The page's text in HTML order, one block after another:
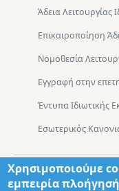
Άδεια Λειτουργίας
Επικαιροποίηση
Νομοθεσία
Εγγραφή στην
Έντυπα Ιδιωτικής
Εσωτερικός
Footer
Τμήματα Χάρτης
Χρησιμοποιούμε
εμπειρία